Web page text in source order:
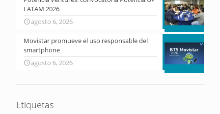
LATAM 2026
agosto 6, 2026
Movistar promueve el uso responsable del
smartphone
agosto 6, 2026
Etiquetas